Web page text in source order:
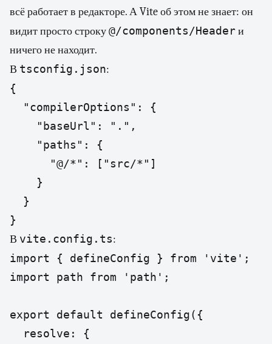
всё работает в редакторе. А Vite об этом не знает: он
видит просто строку@/components/Headerи
ничего не находит.
В tsconfig.json:
{
  "compilerOptions": {
    "baseUrl": ".",
    "paths": {
      "@/*": ["src/*"]
    }
  }
}
В vite.config.ts:
import { defineConfig } from 'vite';
import path from 'path';
export default defineConfig({
  resolve: {